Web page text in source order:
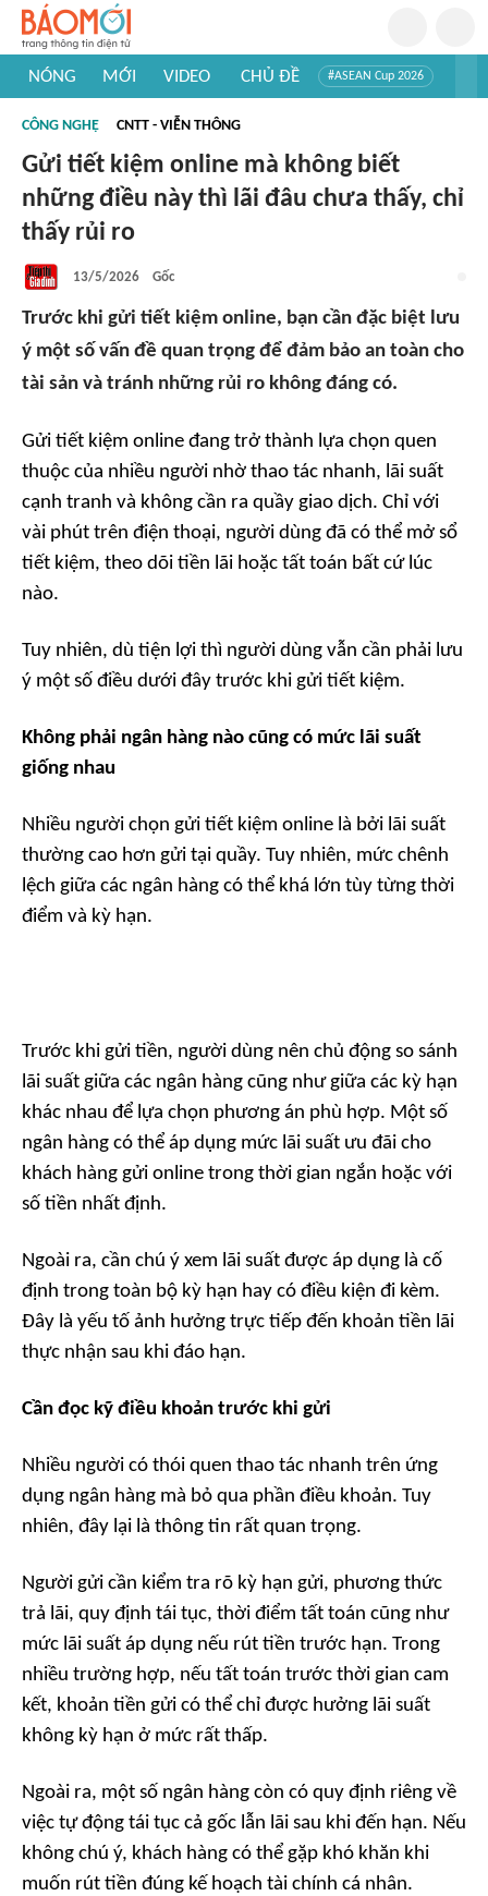
NÓNG MỚI VIDEO CHỦ ĐỀ #ASEAN Cup 2026
#Khám phá thế giới
CÔNG NGHỆ CNTT - VIỄN THÔNG
Gửi tiết kiệm online mà không biết
những điều này thì lãi đâu chưa thấy, chỉ
thấy rủi ro
13/5/2026 Gốc
Trước khi gửi tiết kiệm online, bạn cần đặc biệt lưu
ý một số vấn đề quan trọng để đảm bảo an toàn cho
tài sản và tránh những rủi ro không đáng có.
Gửi tiết kiệm online đang trở thành lựa chọn quen
thuộc của nhiều người nhờ thao tác nhanh, lãi suất
cạnh tranh và không cần ra quầy giao dịch. Chỉ với
vài phút trên điện thoại, người dùng đã có thể mở sổ
tiết kiệm, theo dõi tiền lãi hoặc tất toán bất cứ lúc
nào.
Tuy nhiên, dù tiện lợi thì người dùng vẫn cần phải lưu
ý một số điều dưới đây trước khi gửi tiết kiệm.
Không phải ngân hàng nào cũng có mức lãi suất
giống nhau
Nhiều người chọn gửi tiết kiệm online là bởi lãi suất
thường cao hơn gửi tại quầy. Tuy nhiên, mức chênh
lệch giữa các ngân hàng có thể khá lớn tùy từng thời
điểm và kỳ hạn.
Trước khi gửi tiền, người dùng nên chủ động so sánh
lãi suất giữa các ngân hàng cũng như giữa các kỳ hạn
khác nhau để lựa chọn phương án phù hợp. Một số
ngân hàng có thể áp dụng mức lãi suất ưu đãi cho
khách hàng gửi online trong thời gian ngắn hoặc với
số tiền nhất định.
Ngoài ra, cần chú ý xem lãi suất được áp dụng là cố
định trong toàn bộ kỳ hạn hay có điều kiện đi kèm.
Đây là yếu tố ảnh hưởng trực tiếp đến khoản tiền lãi
thực nhận sau khi đáo hạn.
Cần đọc kỹ điều khoản trước khi gửi
Nhiều người có thói quen thao tác nhanh trên ứng
dụng ngân hàng mà bỏ qua phần điều khoản. Tuy
nhiên, đây lại là thông tin rất quan trọng.
Người gửi cần kiểm tra rõ kỳ hạn gửi, phương thức
trả lãi, quy định tái tục, thời điểm tất toán cũng như
mức lãi suất áp dụng nếu rút tiền trước hạn. Trong
nhiều trường hợp, nếu tất toán trước thời gian cam
kết, khoản tiền gửi có thể chỉ được hưởng lãi suất
không kỳ hạn ở mức rất thấp.
Ngoài ra, một số ngân hàng còn có quy định riêng về
việc tự động tái tục cả gốc lẫn lãi sau khi đến hạn. Nếu
không chú ý, khách hàng có thể gặp khó khăn khi
muốn rút tiền đúng kế hoạch tài chính cá nhân.